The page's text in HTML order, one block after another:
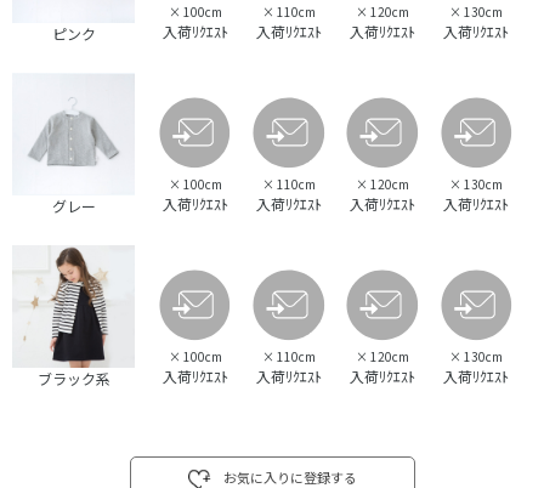
ピンク
× 100cm
入荷ﾘｸｴｽﾄ
× 110cm
入荷ﾘｸｴｽﾄ
× 120cm
入荷ﾘｸｴｽﾄ
× 130cm
入荷ﾘｸｴｽﾄ
グレー
× 100cm
入荷ﾘｸｴｽﾄ
× 110cm
入荷ﾘｸｴｽﾄ
× 120cm
入荷ﾘｸｴｽﾄ
× 130cm
入荷ﾘｸｴｽﾄ
ブラック系
× 100cm
入荷ﾘｸｴｽﾄ
× 110cm
入荷ﾘｸｴｽﾄ
× 120cm
入荷ﾘｸｴｽﾄ
× 130cm
入荷ﾘｸｴｽﾄ
お気に入りに登録する